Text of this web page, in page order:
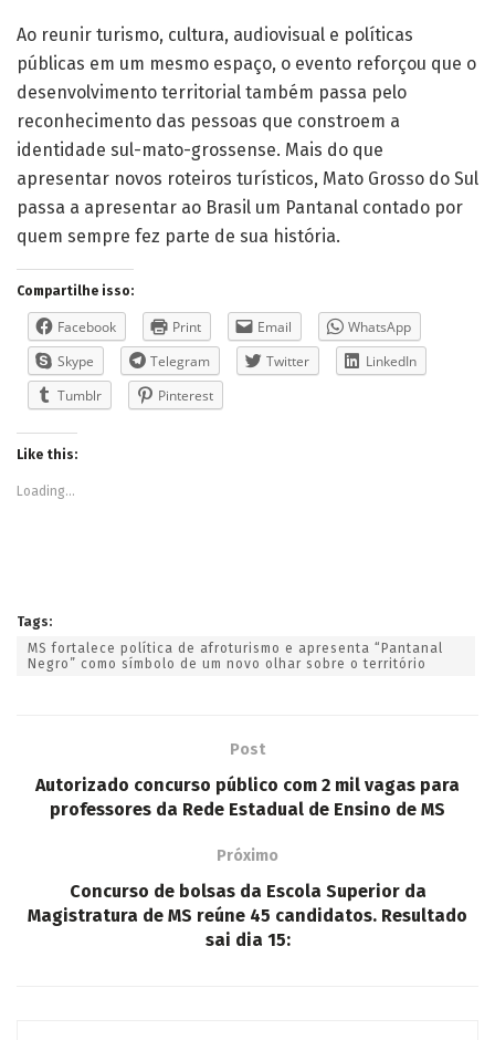
Ao reunir turismo, cultura, audiovisual e políticas
públicas em um mesmo espaço, o evento reforçou que o
desenvolvimento territorial também passa pelo
reconhecimento das pessoas que constroem a
identidade sul-mato-grossense. Mais do que
apresentar novos roteiros turísticos, Mato Grosso do Sul
passa a apresentar ao Brasil um Pantanal contado por
quem sempre fez parte de sua história.
Compartilhe isso:
Facebook Print Email
WhatsApp
Skype
Telegram Twitter
LinkedIn
Tumblr
Pinterest
Like this:
Loading...
Tags:
MS fortalece política de afroturismo e apresenta “Pantanal
Negro” como símbolo de um novo olhar sobre o território
Post
Autorizado concurso público com 2 mil vagas para
professores da Rede Estadual de Ensino de MS
Próximo
Concurso de bolsas da Escola Superior da
Magistratura de MS reúne 45 candidatos. Resultado
sai dia 15: